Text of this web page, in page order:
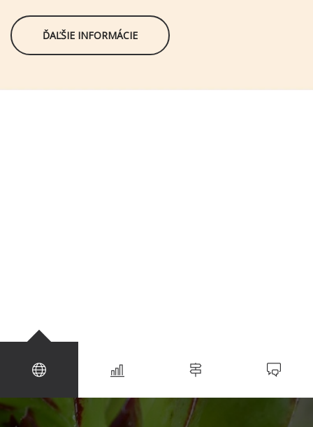
ĎAĽŠIE INFORMÁCIE